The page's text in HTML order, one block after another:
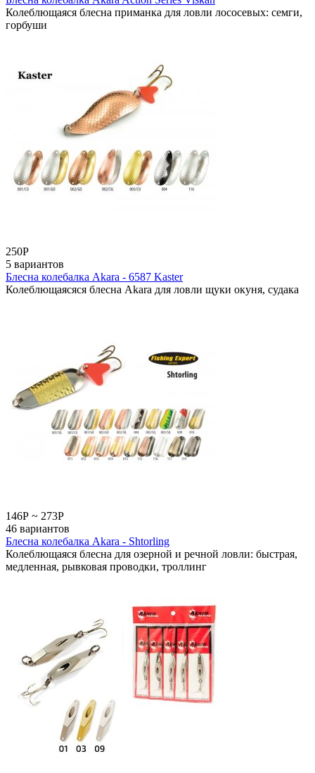
Колеблющаяся блесна приманка для ловли лососевых: семги,
горбуши
250Р
5 вариантов
Блесна колебалка Akara - 6587 Kaster
Колеблющаясяся блесна Akara для ловли щуки окуня, судака
146Р ~ 273Р
46 вариантов
Блесна колебалка Akara - Shtorling
Колеблющаяся блесна для озерной и речной ловли: быстрая,
медленная, рывковая проводки, троллинг